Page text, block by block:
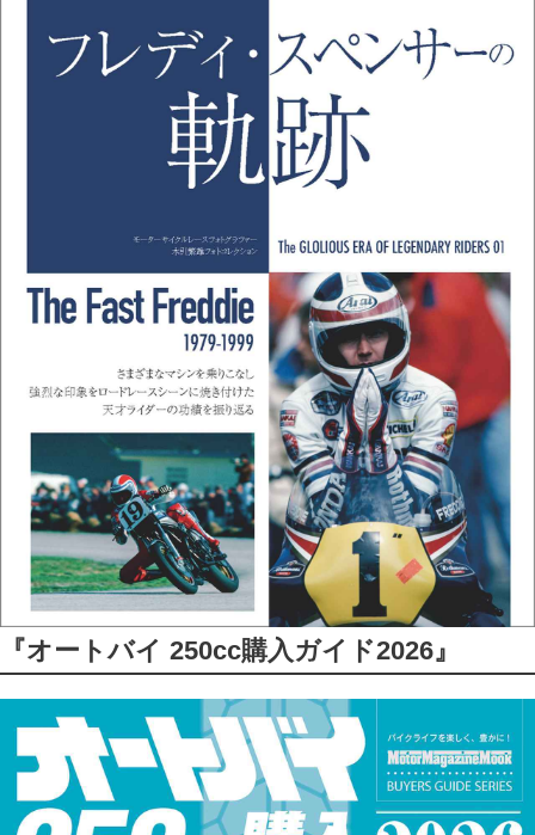
『オートバイ 250cc購入ガイド2026』